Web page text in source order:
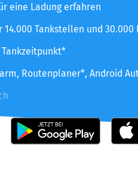
eine Ladung erfahren
Tankstellen und 30.000
Routenplaner*, Android